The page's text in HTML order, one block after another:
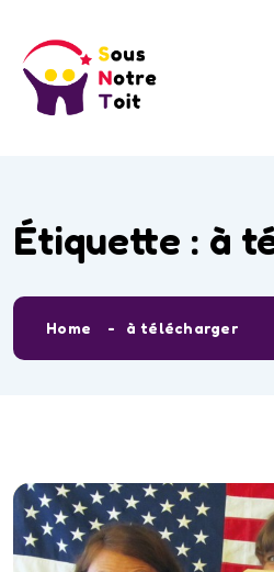
Étiquette : à
Home à télécharger